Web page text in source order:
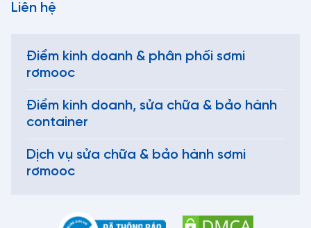
Liên hệ
Điểm kinh doanh & phân phối sơmi
rơmooc
Điểm kinh doanh, sửa chữa & bảo hành
container
Dịch vụ sửa chữa & bảo hành sơmi
rơmooc